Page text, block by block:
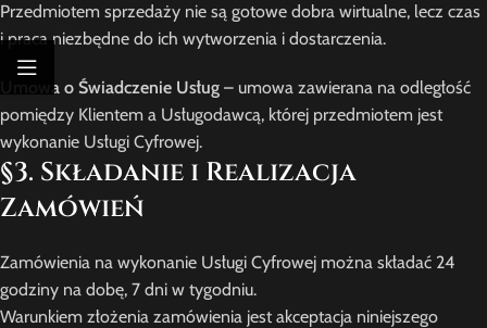
Przedmiotem sprzedaży nie są gotowe dobra wirtualne, lecz czas
i praca niezbędne do ich wytworzenia i dostarczenia.
Umowa o Świadczenie Usług – umowa zawierana na odległość
pomiędzy Klientem a Usługodawcą, której przedmiotem jest
wykonanie Usługi Cyfrowej.
§3. Składanie i Realizacja
Zamówień
Zamówienia na wykonanie Usługi Cyfrowej można składać 24
godziny na dobę, 7 dni w tygodniu.
Warunkiem złożenia zamówienia jest akceptacja niniejszego